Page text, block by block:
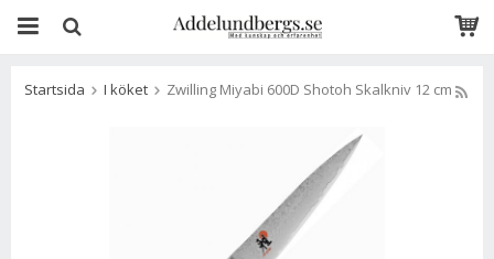
Startsida I köket Zwilling Miyabi 600D Shotoh Skalkniv 12 cm